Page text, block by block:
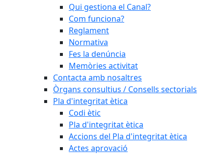
Qui gestiona el Canal?
Com funciona?
Reglament
Normativa
Fes la denúncia
Memòries activitat
Contacta amb nosaltres
Òrgans consultius / Consells sectorials
Pla d'integritat ètica
Codi ètic
Pla d'integritat ètica
Accions del Pla d'integritat ètica
Actes aprovació